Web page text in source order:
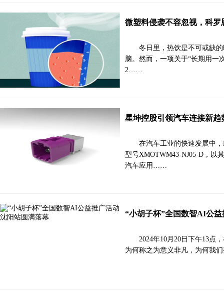
微塑料侵袭不容忽视，科
冬日里，热饮是不可或缺
脑。然而，一项关于“长期用一
2……
星坤控股引领汽车连接新
在汽车工业的快速发展中
型号XMOTWM43-NJ05-D，以
汽车应用……
“小胡子杯”全国数智AI公
2024年10月20日下午13点
为何称之为意义非凡，为何我